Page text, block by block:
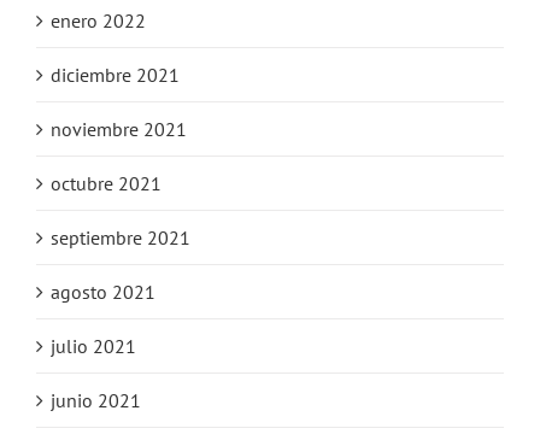
enero 2022
diciembre 2021
noviembre 2021
octubre 2021
septiembre 2021
agosto 2021
julio 2021
junio 2021